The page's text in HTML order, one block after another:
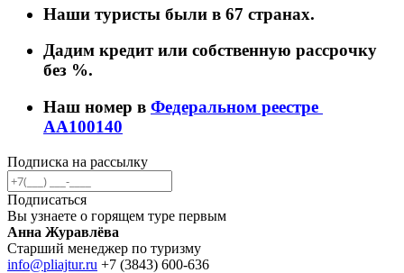
Наши туристы были в 67 странах.
Дадим кредит или собственную рассрочку
без %.
Наш номер в Федеральном реестре
AA100140
Подписка на рассылку
Подписаться
Вы узнаете о горящем туре первым
Анна Журавлёва
Старший менеджер по туризму
info@pliajtur.ru +7 (3843) 600-636